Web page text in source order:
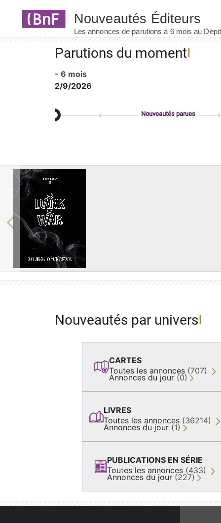
Parutions du moment
- 6 mois
2/9/2026
Nouveautés parues
Previous
Nouveautés par univers
CARTES
Toutes les annonces (707)
Annonces du jour (0)
LIVRES
Toutes les annonces (36214)
Annonces du jour (1)
PUBLICATIONS EN SÉRIE
Toutes les annonces (433)
Annonces du jour (227)